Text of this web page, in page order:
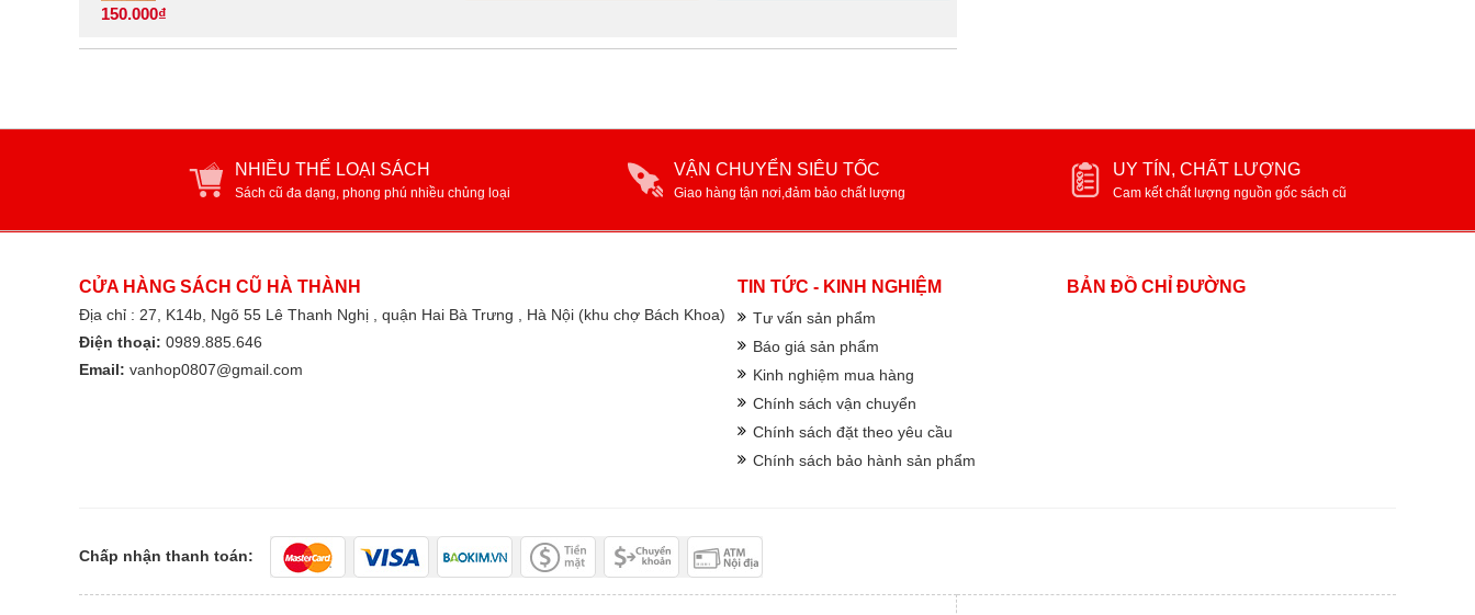
150.000₫
NHIỀU THỂ LOẠI SÁCH
Sách cũ đa dạng, phong phú nhiều chủng loại
VẬN CHUYỂN SIÊU TỐC
Giao hàng tận nơi,đảm bảo chất lượng
UY TÍN, CHẤT LƯỢNG
Cam kết chất lượng nguồn gốc sách cũ
CỬA HÀNG SÁCH CŨ HÀ THÀNH
Địa chỉ : 27, K14b, Ngõ 55 Lê Thanh Nghị , quận Hai Bà Trưng , Hà Nội (khu chợ Bách Khoa)
Điện thoại: 0989.885.646
Email: vanhop0807@gmail.com
TIN TỨC - KINH NGHIỆM
Tư vấn sản phẩm
Báo giá sản phẩm
Kinh nghiệm mua hàng
Chính sách vận chuyển
Chính sách đặt theo yêu cầu
Chính sách bảo hành sản phẩm
BẢN ĐỒ CHỈ ĐƯỜNG
Chấp nhận thanh toán: